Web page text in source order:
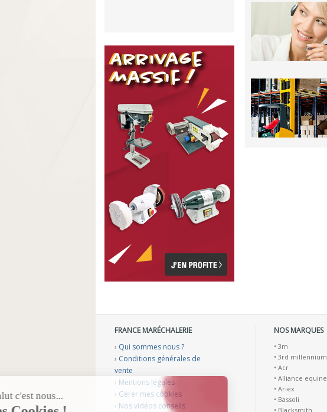
FRANCE MARÉCHALERIE
› Qui sommes nous ?
› Conditions générales de
vente
› Mentions légales
› Gérer mes cookies
› Nos vidéos conseils
NOS MARQUES
• 3m
• 3rd millennium
• Acr
• Alliance equine
• Ariex
• Bassoli
• Blacksmith